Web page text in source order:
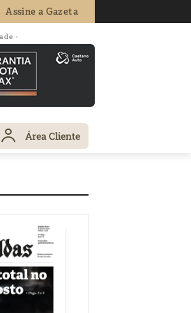
Assine a Gazeta
-
Área Cliente